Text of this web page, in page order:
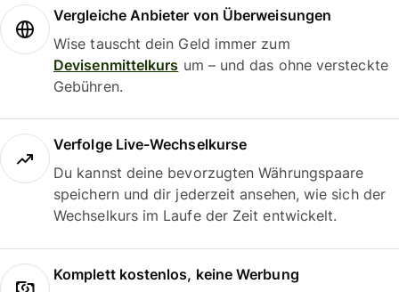
Vergleiche Anbieter von Überweisungen
Wise tauscht dein Geld immer zum
Devisenmittelkurs um – und das ohne versteckte
Gebühren.
Verfolge Live-Wechselkurse
Du kannst deine bevorzugten Währungspaare
speichern und dir jederzeit ansehen, wie sich der
Wechselkurs im Laufe der Zeit entwickelt.
Komplett kostenlos, keine Werbung